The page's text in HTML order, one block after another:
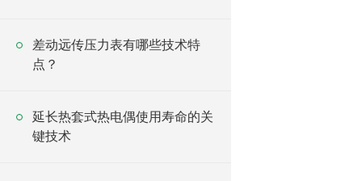
差动远传压力表有哪些技术特
点？
延长热套式热电偶使用寿命的关
键技术